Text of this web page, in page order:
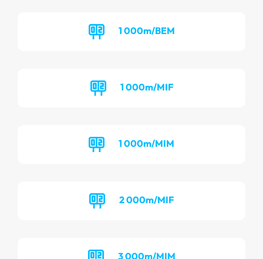
1 000m/BEM
1 000m/MIF
1 000m/MIM
2 000m/MIF
3 000m/MIM